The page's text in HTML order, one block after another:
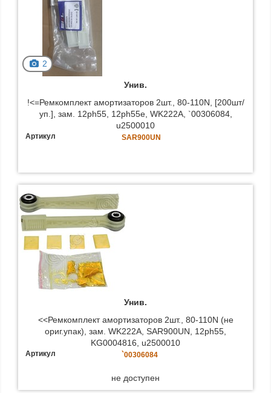
2
Унив.
!<=Ремкомплект амортизаторов 2шт., 80-110N, [200шт/
уп.], зам. 12ph55, 12ph55e, WK222A, `00306084,
u2500010
Артикул SAR900UN
Унив.
<<Ремкомплект амортизаторов 2шт., 80-110N (не
ориг.упак), зам. WK222A, SAR900UN, 12ph55,
KG0004816, u2500010
Артикул `00306084
не доступен